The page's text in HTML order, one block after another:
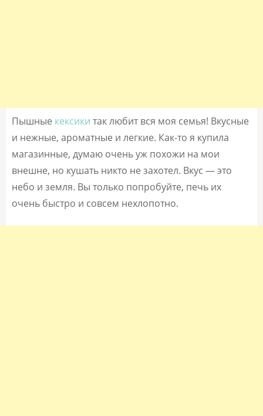
Пышные кексики так любит вся моя семья! Вкусные
и нежные, ароматные и легкие. Как-то я купила
магазинные, думаю очень уж похожи на мои
внешне, но кушать никто не захотел. Вкус — это
небо и земля. Вы только попробуйте, печь их
очень быстро и совсем нехлопотно.